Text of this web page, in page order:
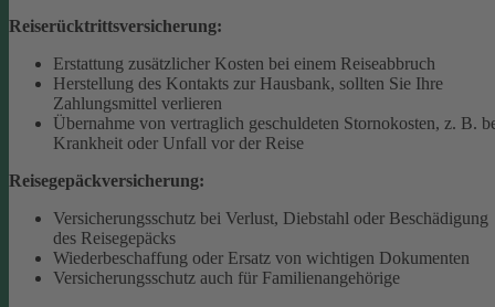
Reiserücktrittsversicherung:
Erstattung zusätzlicher Kosten bei einem Reiseabbruch
Herstellung des Kontakts zur Hausbank, sollten Sie Ihre
Zahlungsmittel verlieren
Übernahme von vertraglich geschuldeten Stornokosten, z. B.
Krankheit oder Unfall vor der Reise
Reisegepäckversicherung:
Versicherungsschutz bei Verlust, Diebstahl oder Beschädigung
des Reisegepäcks
Wiederbeschaffung oder Ersatz von wichtigen Dokumenten
Versicherungsschutz auch für Familienangehörige